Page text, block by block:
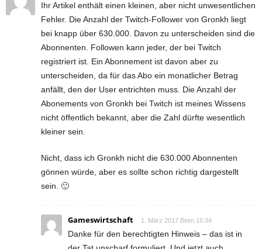
Ihr Artikel enthält einen kleinen, aber nicht unwesentlichen
Fehler. Die Anzahl der Twitch-Follower von Gronkh liegt
bei knapp über 630.000. Davon zu unterscheiden sind die
Abonnenten. Followen kann jeder, der bei Twitch
registriert ist. Ein Abonnement ist davon aber zu
unterscheiden, da für das Abo ein monatlicher Betrag
anfällt, den der User entrichten muss. Die Anzahl der
Abonements von Gronkh bei Twitch ist meines Wissens
nicht öffentlich bekannt, aber die Zahl dürfte wesentlich
kleiner sein.
Nicht, dass ich Gronkh nicht die 630.000 Abonnenten
gönnen würde, aber es sollte schon richtig dargestellt
sein. 🙂
Gameswirtschaft 1. März 2017 Beim 16:34
Danke für den berechtigten Hinweis – das ist in